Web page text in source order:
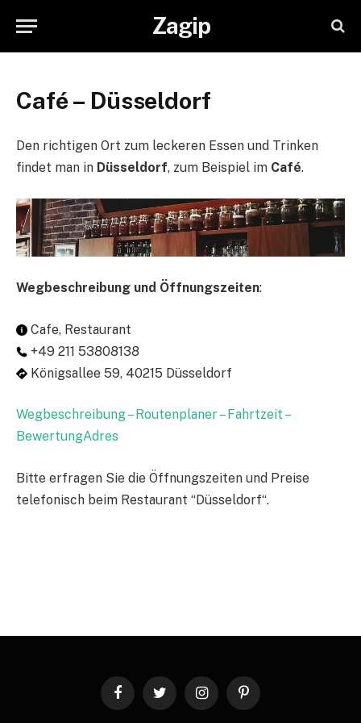
Zagip
Café – Düsseldorf
Den richtigen Ort zum leckeren Essen und Trinken
findet man in Düsseldorf, zum Beispiel im Café.
Wegbeschreibung und Öffnungszeiten:
Cafe, Restaurant
+49 211 53808138
Königsallee 59, 40215 Düsseldorf
Wegbeschreibung – Routenplaner – Fahrtzeit –
BewertungAdres
Bitte erfragen Sie die Öffnungszeiten und Preise
telefonisch beim Restaurant “Düsseldorf“.
FacebookTwitter InstagramPinterest